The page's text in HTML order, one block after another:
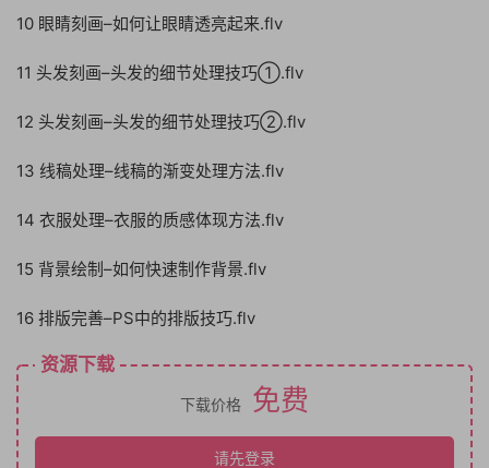
10 眼睛刻画–如何让眼睛透亮起来.flv
11 头发刻画–头发的细节处理技巧①.flv
12 头发刻画–头发的细节处理技巧②.flv
13 线稿处理–线稿的渐变处理方法.flv
14 衣服处理–衣服的质感体现方法.flv
15 背景绘制–如何快速制作背景.flv
16 排版完善–PS中的排版技巧.flv
资源下载
下载价格 免费
请先登录